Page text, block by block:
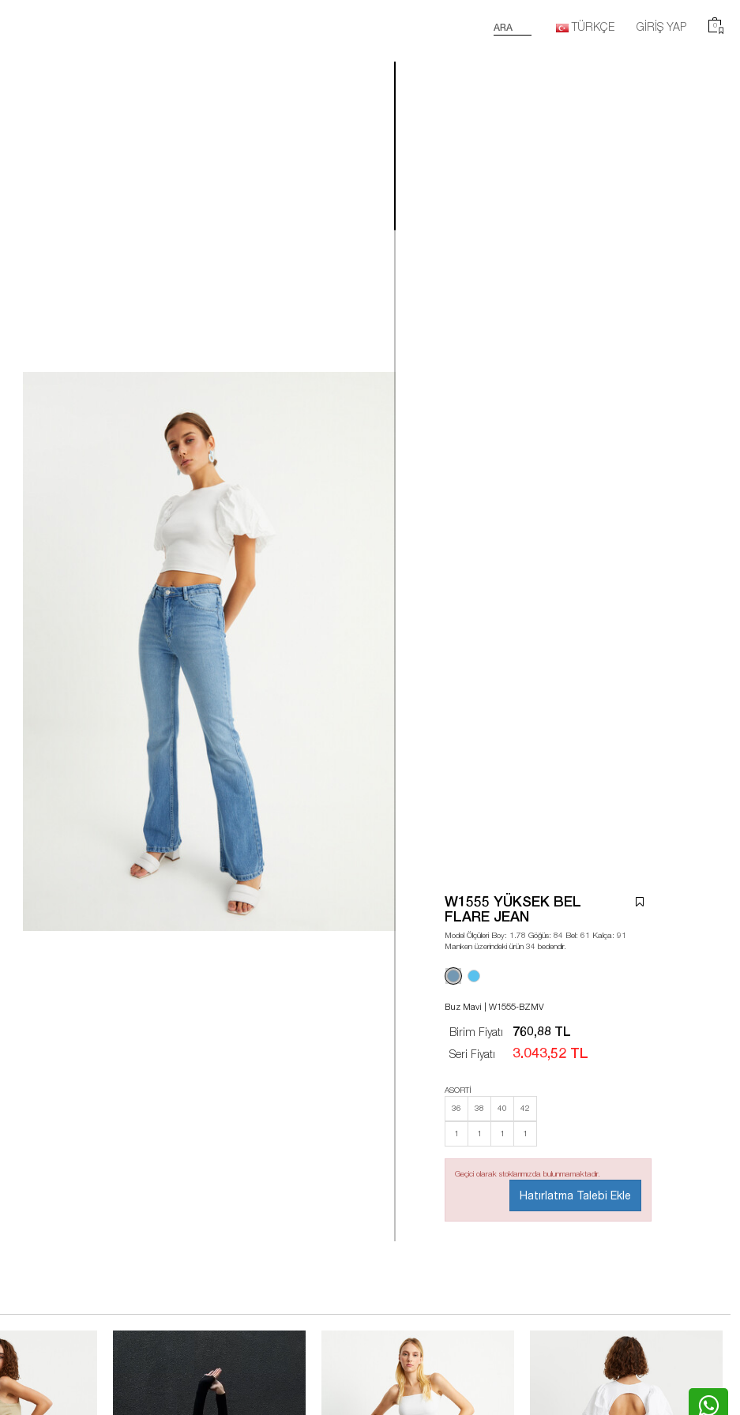
TÜRKÇE GIRIŞ YAP 0
ARA
W1555 YÜKSEK BEL
FLARE JEAN
Model Ölçüleri Boy: 1.78 Göğüs: 84 Bel: 61 Kalça: 91
Manken üzerindeki ürün 34 bedendir.
Buz Mavi | W1555-BZMV
Birim Fiyatı 760,88 TL
Seri Fiyatı 3.043,52 TL
ASORTİ
36 38 40 42
1 1 1 1
Geçici olarak stoklarımızda bulunmamaktadır.
Hatırlatma Talebi Ekle